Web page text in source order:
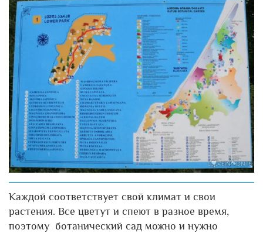
Каждой соответствует свой климат и свои
растения. Все цветут и спеют в разное время,
поэтому ботанический сад можно и нужно